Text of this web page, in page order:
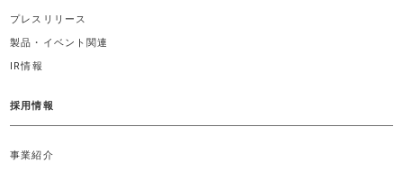
プレスリリース
製品・イベント関連
IR情報
採用情報
事業紹介